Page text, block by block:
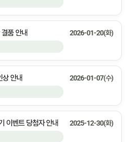
품 안내 2026-01-20(화)
안내 2026-01-07(수)
이벤트 당첨자 안내 2025-12-30(화)